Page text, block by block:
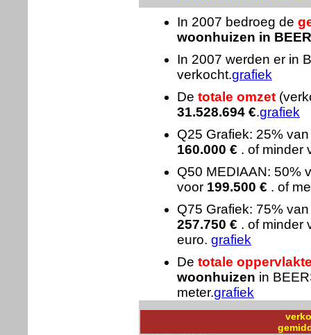
In 2007 bedroeg de
woonhuizen in
In 2007 werden er in
verkocht.grafiek
De totale omzet
31.528.694 €.grafiek
Q25 Grafiek: 25%
160.000 € . of minder
Q50 MEDIAAN: 50%
voor 199.500 € . of
Q75 Grafiek: 75%
257.750 € . of minder
euro. grafiek
De totale
woonhuizen in
meter.grafiek